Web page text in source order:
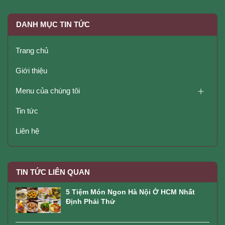
DANH MỤC TIN TỨC
Trang chủ
Giới thiệu
Menu của chúng tôi
Tin tức
Liên hệ
TIN TỨC LIÊN QUAN
5 Tiệm Món Ngon Hà Nội Ở HCM Nhất
Định Phải Thử